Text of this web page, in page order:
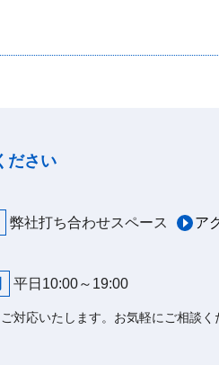
ださい
弊社打ち合わせスペース ア
平日10:00～19:00
応いたします。お気軽にご相談く